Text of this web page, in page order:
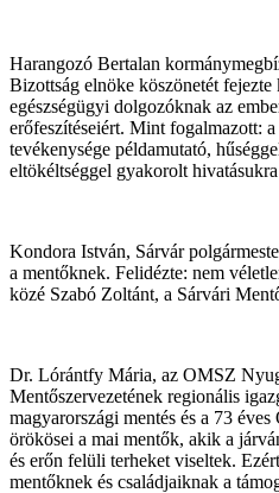
Harangozó Bertalan
Bizottság elnöke köszönetét fejezte
egészségügyi dolgozóknak az
erőfeszítéseiért. Mint fogalmazott:
tevékenysége példamutató,
eltökéltséggel gyakorolt
Kondora István, Sárvár
a mentőknek. Felidézte: nem
közé Szabó Zoltánt, a Sárvári
Dr. Lórántfy Mária, az OMSZ
Mentőszervezetének regionális
magyarországi mentés és a 73
örökösei a mai mentők, akik a
és erőn felüli terheket viseltek.
mentőknek és családjaiknak a